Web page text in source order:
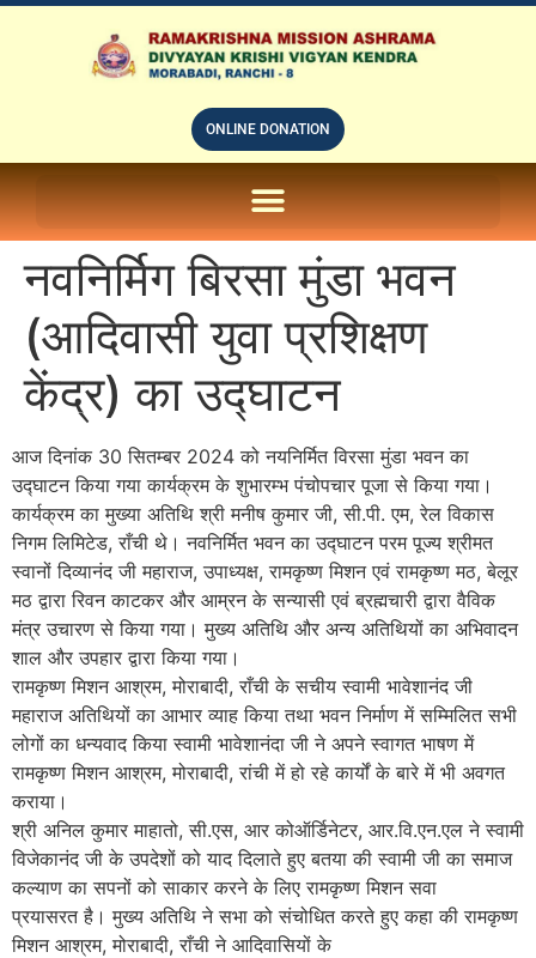
ONLINE DONATION
नवनिर्मिग बिरसा मुंडा भवन
(आदिवासी युवा प्रशिक्षण
केंद्र) का उद्घाटन
आज दिनांक 30 सितम्बर 2024 को नयनिर्मित विरसा मुंडा भवन का
उद्घाटन किया गया कार्यक्रम के शुभारम्भ पंचोपचार पूजा से किया गया।
कार्यक्रम का मुख्या अतिथि श्री मनीष कुमार जी, सी.पी. एम, रेल विकास
निगम लिमिटेड, राँची थे। नवनिर्मित भवन का उद्घाटन परम पूज्य श्रीमत
स्वानों दिव्यानंद जी महाराज, उपाध्यक्ष, रामकृष्ण मिशन एवं रामकृष्ण मठ, बेलूर
मठ द्वारा रिवन काटकर और आम्रन के सन्यासी एवं ब्रह्मचारी द्वारा वैविक
मंत्र उचारण से किया गया। मुख्य अतिथि और अन्य अतिथियों का अभिवादन
शाल और उपहार द्वारा किया गया।
रामकृष्ण मिशन आश्रम, मोराबादी, राँची के सचीय स्वामी भावेशानंद जी
महाराज अतिथियों का आभार व्याह किया तथा भवन निर्माण में सम्मिलित सभी
लोगों का धन्यवाद किया स्वामी भावेशानंदा जी ने अपने स्वागत भाषण में
रामकृष्ण मिशन आश्रम, मोराबादी, रांची में हो रहे कार्यों के बारे में भी अवगत
कराया।
श्री अनिल कुमार माहातो, सी.एस, आर कोऑर्डिनेटर, आर.वि.एन.एल ने स्वामी
विजेकानंद जी के उपदेशों को याद दिलाते हुए बतया की स्वामी जी का समाज
कल्याण का सपनों को साकार करने के लिए रामकृष्ण मिशन सवा
प्रयासरत है। मुख्य अतिथि ने सभा को संचोधित करते हुए कहा की रामकृष्ण
मिशन आश्रम, मोराबादी, राँची ने आदिवासियों के